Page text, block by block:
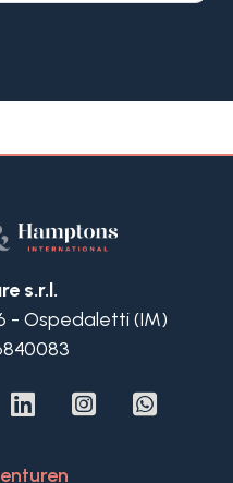
s.r.l.
- Ospedaletti (IM)